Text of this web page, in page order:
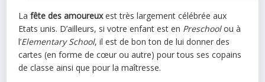
Lafête des amoureuxest très largement célébrée aux
Etats unis. D’ailleurs, si votre enfant est en Preschoolou à
l’Elementary School, il est de bon ton de lui donner des
cartes (en forme de cœur ou autre) pour tous ses copains
de classe ainsi que pour la maîtresse.